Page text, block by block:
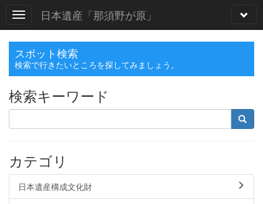
日本遺産「那須野が原」
スポット検索
検索で行きたいところを探してみましょう。
検索キーワード
カテゴリ
日本遺産構成文化財